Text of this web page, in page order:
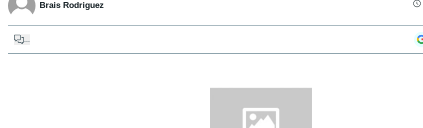
Brais Rodriguez